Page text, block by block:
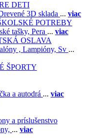
DETI
3D sklada ... viac
POTREBY
tašky, Pera ... viac
OSLAVA
, Lampióny, Sv ...
ŠPORTY
a autodrá ... viac
a príslušenstvo
... viac